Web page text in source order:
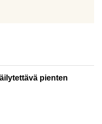
pienten